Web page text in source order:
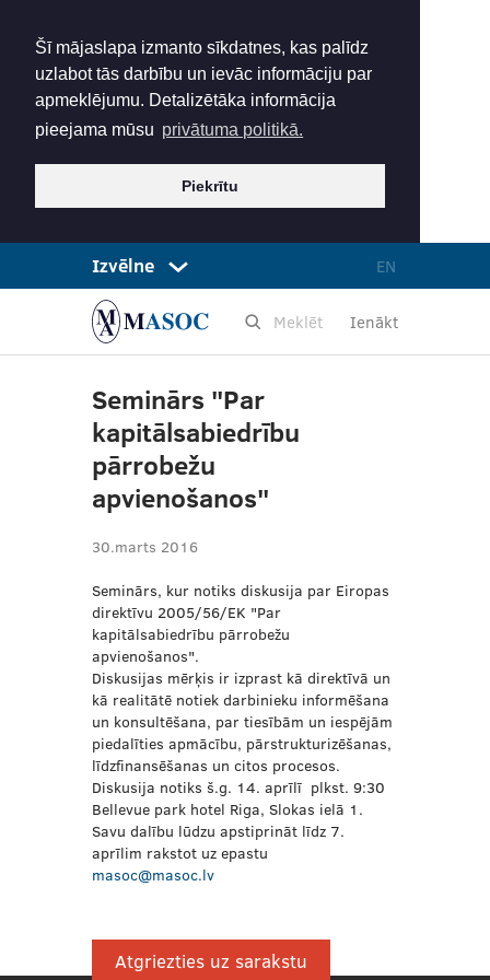
Šī mājaslapa izmanto sīkdatnes, kas palīdz
uzlabot tās darbību un ievāc informāciju par
apmeklējumu. Detalizētāka informācija
pieejama mūsu privātuma politikā.
Piekrītu
Izvēlne EN
Ienākt
Seminārs "Par
kapitālsabiedrību
pārrobežu
apvienošanos"
30.marts 2016
Seminārs, kur notiks diskusija par Eiropas
direktīvu 2005/56/EK "Par
kapitālsabiedrību pārrobežu
apvienošanos".
Diskusijas mērķis ir izprast kā direktīvā un
kā realitātē notiek darbinieku informēšana
un konsultēšana, par tiesībām un iespējām
piedalīties apmācību, pārstrukturizēšanas,
līdzfinansēšanas un citos procesos.
Diskusija notiks š.g. 14. aprīlī plkst. 9:30
Bellevue park hotel Riga, Slokas ielā 1.
Savu dalību lūdzu apstiprināt līdz 7.
aprīlim rakstot uz epastu
masoc@masoc.lv
Atgriezties uz sarakstu